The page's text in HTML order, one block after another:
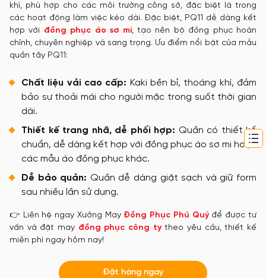
khí, phù hợp cho các môi trường công sở, đặc biệt là trong
các hoạt động làm việc kéo dài. Đặc biệt, PQ11 dễ dàng kết
hợp với đồng phục áo sơ mi, tạo nên bộ đồng phục hoàn
chỉnh, chuyên nghiệp và sang trọng. Ưu điểm nổi bật của mẫu
quần tây PQ11:
Chất liệu vải cao cấp: Kaki bền bỉ, thoáng khí, đảm
bảo sự thoải mái cho người mặc trong suốt thời gian
dài.
Thiết kế trang nhã, dễ phối hợp: Quần có thiết kế
chuẩn, dễ dàng kết hợp với đồng phục áo sơ mi hoặc
các mẫu áo đồng phục khác.
Dễ bảo quản: Quần dễ dàng giặt sạch và giữ form
sau nhiều lần sử dụng.
👉 Liên hệ ngay Xưởng May Đồng Phục Phú Quýđể được tư
vấn và đặt may đồng phục công tytheo yêu cầu, thiết kế
miễn phí ngay hôm nay!
Đặt hàng ngay